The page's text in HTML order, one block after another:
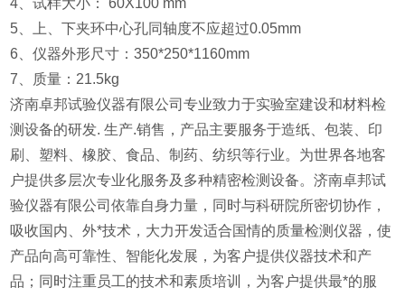
5、上、下夹环中心孔同轴度不应超过0.05mm
6、仪器外形尺寸：350*250*1160mm
7、质量：21.5kg
济南卓邦试验仪器有限公司专业致力于实验室建设和材料检
测设备的研发. 生产.销售，产品主要服务于造纸、包装、印
刷、塑料、橡胶、食品、制药、纺织等行业。为世界各地客
户提供多层次专业化服务及多种精密检测设备。济南卓邦试
验仪器有限公司依靠自身力量，同时与科研院所密切协作，
吸收国内、外*技术，大力开发适合国情的质量检测仪器，使
产品向高可靠性、智能化发展，为客户提供仪器技术和产
品；同时注重员工的技术和素质培训，为客户提供最*的服